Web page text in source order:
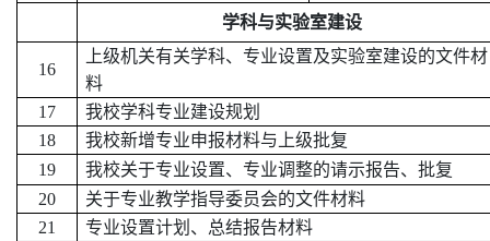
学科与实验室建设
16
上级机关有关学科、专业设置及实验室建设的文件材
料
17
我校学科专业建设规划
18
我校新增专业申报材料与上级批复
19
我校关于专业设置、专业调整的请示报告、批复
20
关于专业教学指导委员会的文件材料
21
专业设置计划、总结报告材料